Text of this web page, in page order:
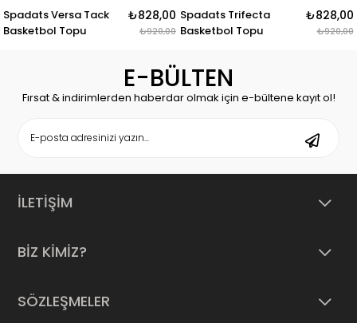
Spadats Versa Tack
Basketbol Topu
₺828,00
₺920,00
Spadats Trifecta
Basketbol Topu
₺828,00
₺920,00
E-BÜLTEN
Fırsat & indirimlerden haberdar olmak için e-bültene kayıt ol!
İLETİŞİM
BİZ KİMİZ?
SÖZLEŞMELER